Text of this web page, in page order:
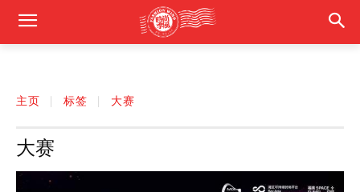
主页 标签 大赛
大赛